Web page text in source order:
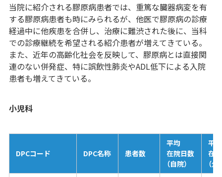
当院に紹介される膠原病患者では、重篤な臓器病変を有
する膠原病患者も時にみられるが、他医で膠原病の診療
経過中に他疾患を合併し、治療に難渋された後に、当科
での診療継続を希望される紹介患者が増えてきている。
また、近年の高齢化社会を反映して、膠原病とは直接関
連のない併発症、特に誤飲性肺炎やADL低下による入院
患者も増えてきている。
小児科
DPCコード DPC名称 患者数
平均
在院日数
（自院）
平均
在
（全